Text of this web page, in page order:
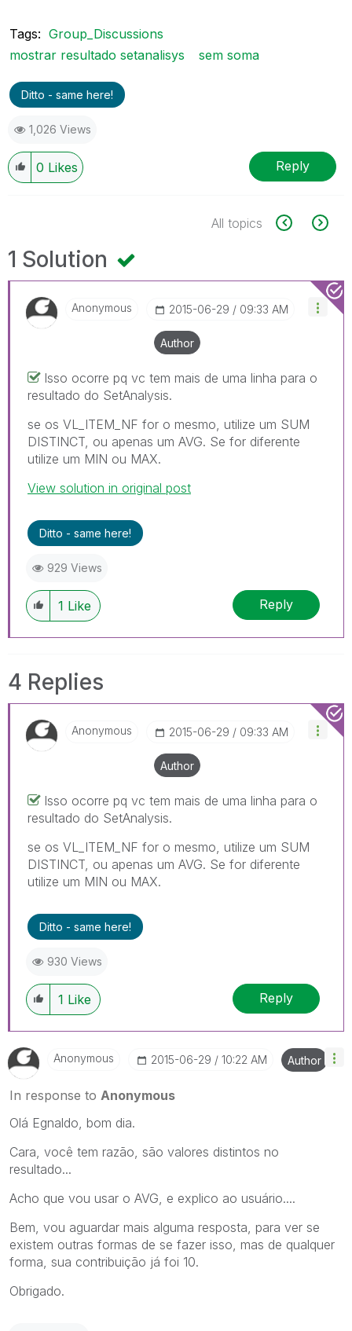
Tags: Group_Discussions
mostrar resultado setanalisys
sem soma
Ditto - same here!
1,026 Views
0 Likes Reply
All topics
1 Solution
Anonymous ‎2015-06-29 09:33 AM
Author
Isso ocorre pq vc tem mais de uma linha para o
resultado do SetAnalysis.
se os VL_ITEM_NF for o mesmo, utilize um SUM
DISTINCT, ou apenas um AVG. Se for diferente
utilize um MIN ou MAX.
View solution in original post
Ditto - same here!
929 Views
1 Like Reply
4 Replies
Anonymous ‎2015-06-29 09:33 AM
Author
Isso ocorre pq vc tem mais de uma linha para o
resultado do SetAnalysis.
se os VL_ITEM_NF for o mesmo, utilize um SUM
DISTINCT, ou apenas um AVG. Se for diferente
utilize um MIN ou MAX.
Ditto - same here!
930 Views
1 Like Reply
Anonymous ‎2015-06-29 10:22 AM Author
In response to Anonymous
Olá Egnaldo, bom dia.
Cara, você tem razão, são valores distintos no
resultado...
Acho que vou usar o AVG, e explico ao usuário....
Bem, vou aguardar mais alguma resposta, para ver se
existem outras formas de se fazer isso, mas de qualquer
forma, sua contribuição já foi 10.
Obrigado.